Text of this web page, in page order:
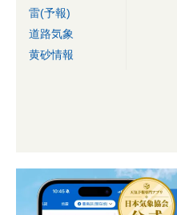
雷(予報)
道路気象
黄砂情報